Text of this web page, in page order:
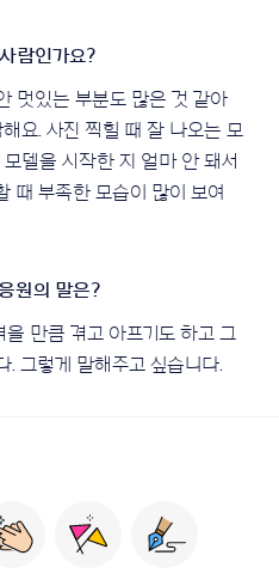
멋있는 부분도 많은 것 같아
요. 사진 찍힐 때 잘 나오는 모
델을 시작한 지 얼마 안 돼서
때 부족한 모습이 많이 보여
만큼 겪고 아프기도 하고 그
. 그렇게 말해주고 싶습니다.